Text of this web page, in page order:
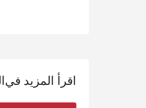
اقرأ المزيد في